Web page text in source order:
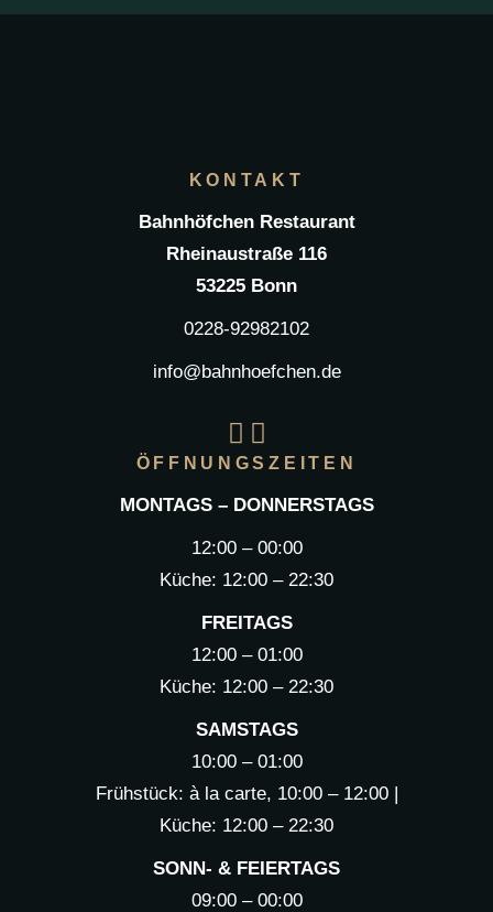
KONTAKT
Bahnhöfchen Restaurant
Rheinaustraße 116
53225 Bonn
0228-92982102
info@bahnhoefchen.de
ÖFFNUNGSZEITEN
MONTAGS – DONNERSTAGS
12:00 – 00:00
Küche: 12:00 – 22:30
FREITAGS
12:00 – 01:00
Küche: 12:00 – 22:30
SAMSTAGS
10:00 – 01:00
Frühstück: à la carte, 10:00 – 12:00 |
Küche: 12:00 – 22:30
SONN- & FEIERTAGS
09:00 – 00:00